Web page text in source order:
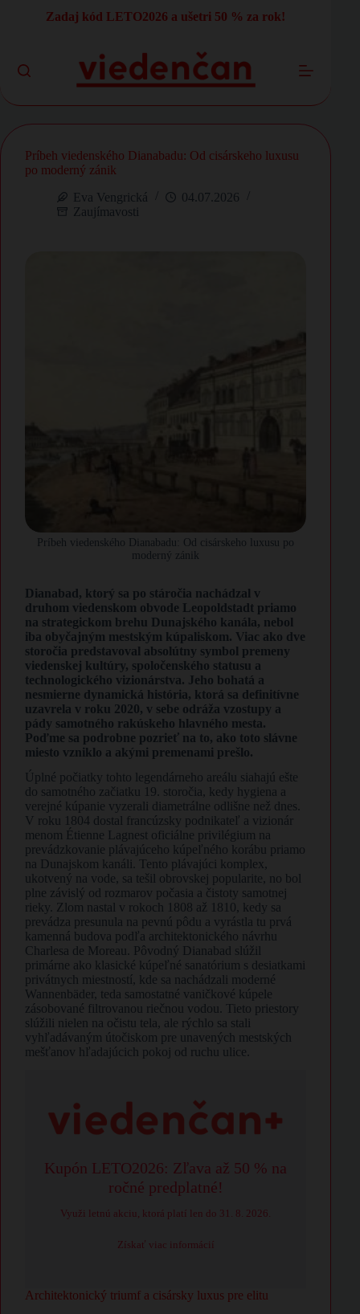
Zadaj kód LETO2026 a ušetri 50 % za rok!
Príbeh viedenského Dianabadu: Od cisárskeho luxusu
po moderný zánik
Eva Vengrická
04.07.2026
Zaujímavosti
Príbeh viedenského Dianabadu: Od cisárskeho luxusu po
moderný zánik
​Dianabad, ktorý sa po stáročia nachádzal v
druhom viedenskom obvode Leopoldstadt priamo
na strategickom brehu Dunajského kanála, nebol
iba obyčajným mestským kúpaliskom. Viac ako dve
storočia predstavoval absolútny symbol premeny
viedenskej kultúry, spoločenského statusu a
technologického vizionárstva. Jeho bohatá a
nesmierne dynamická história, ktorá sa definitívne
uzavrela v roku 2020, v sebe odráža vzostupy a
pády samotného rakúskeho hlavného mesta.
Poďme sa podrobne pozrieť na to, ako toto slávne
miesto vzniklo a akými premenami prešlo.
​Úplné počiatky tohto legendárneho areálu siahajú ešte
do samotného začiatku 19. storočia, kedy hygiena a
verejné kúpanie vyzerali diametrálne odlišne než dnes.
V roku 1804 dostal francúzsky podnikateľ a vizionár
menom Étienne Lagnest oficiálne privilégium na
prevádzkovanie plávajúceho kúpeľného korábu priamo
na Dunajskom kanáli. Tento plávajúci komplex,
ukotvený na vode, sa tešil obrovskej popularite, no bol
plne závislý od rozmarov počasia a čistoty samotnej
rieky. Zlom nastal v rokoch 1808 až 1810, kedy sa
prevádza presunula na pevnú pôdu a vyrástla tu prvá
kamenná budova podľa architektonického návrhu
Charlesa de Moreau. Pôvodný Dianabad slúžil
primárne ako klasické kúpeľné sanatórium s desiatkami
privátnych miestností, kde sa nachádzali moderné
Wannenbäder, teda samostatné vaničkové kúpele
zásobované filtrovanou riečnou vodou. Tieto priestory
slúžili nielen na očistu tela, ale rýchlo sa stali
vyhľadávaným útočiskom pre unavených mestských
mešťanov hľadajúcich pokoj od ruchu ulice.
Kupón LETO2026: Zľava až 50 % na
ročné predplatné!
Využi letnú akciu, ktorá platí len do 31. 8. 2026.
Získať viac informácií
​Architektonický triumf a cisársky luxus pre elitu